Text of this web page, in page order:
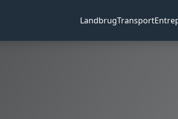
LandbrugTransport